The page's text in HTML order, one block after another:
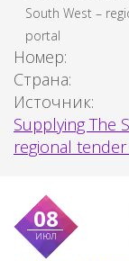
South West –
portal
Номер:
Страна:
Источник:
Supplying The
regional
08
июл